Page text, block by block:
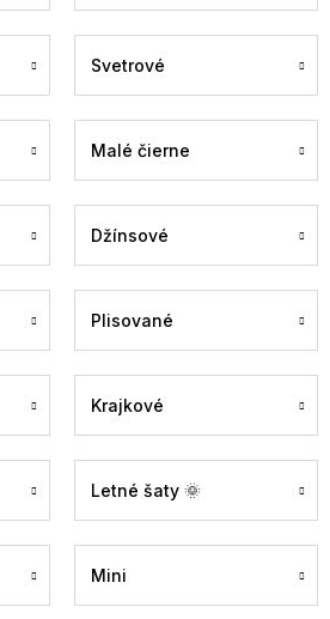
Svetrové
Malé čierne
Džínsové
Plisované
Krajkové
Letné šaty 🌞
Mini